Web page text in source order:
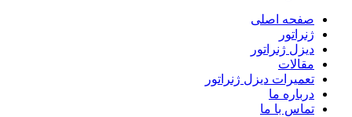
صفحه اصلی
ژنراتور
دیزل ژنراتور
مقالات
تعمیرات دیزل ژنراتور
درباره ما
تماس با ما